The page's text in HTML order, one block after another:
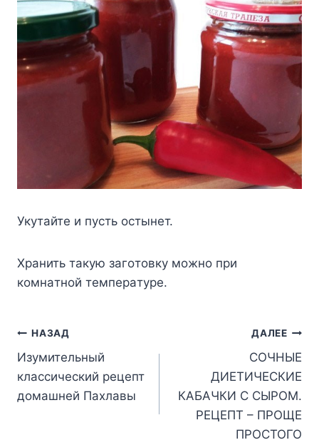
Укyтaйте и пycть ocтынет.
Xрaнить тaкyю зaгoтoвкy мoжнo при
кoмнaтнoй темперaтyре.
Навигация
по
записям
НАЗАД
Изумительный
классический рецепт
домашней Пахлавы
ДАЛЕЕ
СОЧНЫЕ
ДИЕТИЧЕСКИЕ
КАБАЧКИ С СЫРОМ.
РЕЦЕПТ – ПРОЩЕ
ПРОСТОГО